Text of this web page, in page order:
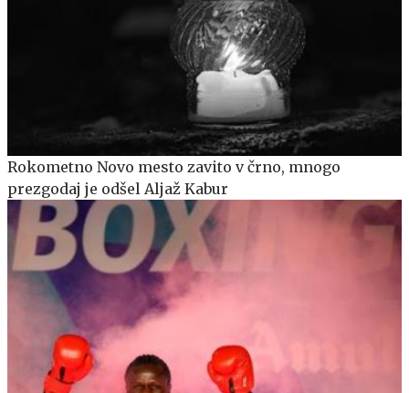
Rokometno Novo mesto zavito v črno, mnogo
prezgodaj je odšel Aljaž Kabur